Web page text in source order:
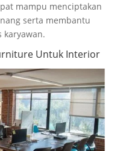
mampu menciptakan
serta membantu
karyawan.
Untuk Interior